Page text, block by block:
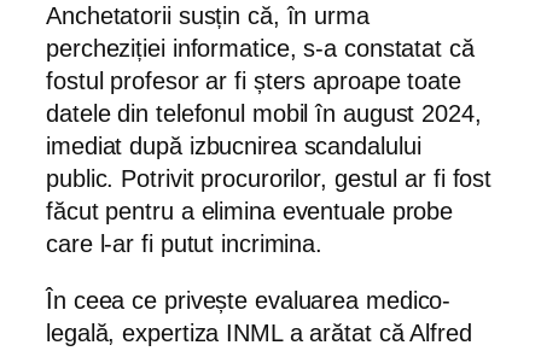
Anchetatorii susțin că, în urma
percheziției informatice, s-a constatat că
fostul profesor ar fi șters aproape toate
datele din telefonul mobil în august 2024,
imediat după izbucnirea scandalului
public. Potrivit procurorilor, gestul ar fi fost
făcut pentru a elimina eventuale probe
care l-ar fi putut incrimina.
În ceea ce privește evaluarea medico-
legală, expertiza INML a arătat că Alfred